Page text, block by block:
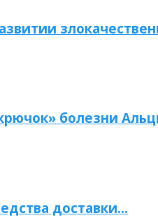
болезни
доставки…